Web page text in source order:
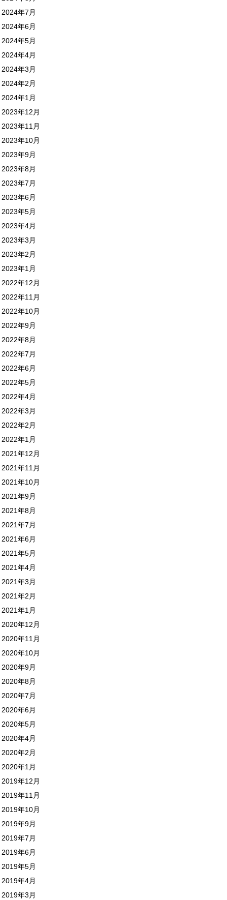
2024年7月
2024年6月
2024年5月
2024年4月
2024年3月
2024年2月
2024年1月
2023年12月
2023年11月
2023年10月
2023年9月
2023年8月
2023年7月
2023年6月
2023年5月
2023年4月
2023年3月
2023年2月
2023年1月
2022年12月
2022年11月
2022年10月
2022年9月
2022年8月
2022年7月
2022年6月
2022年5月
2022年4月
2022年3月
2022年2月
2022年1月
2021年12月
2021年11月
2021年10月
2021年9月
2021年8月
2021年7月
2021年6月
2021年5月
2021年4月
2021年3月
2021年2月
2021年1月
2020年12月
2020年11月
2020年10月
2020年9月
2020年8月
2020年7月
2020年6月
2020年5月
2020年4月
2020年2月
2020年1月
2019年12月
2019年11月
2019年10月
2019年9月
2019年7月
2019年6月
2019年5月
2019年4月
2019年3月